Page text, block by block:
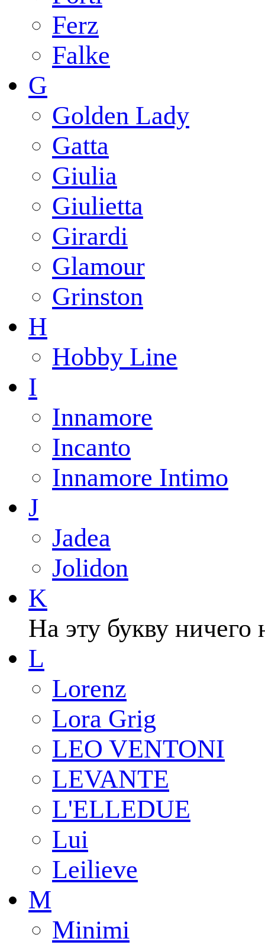
Ferz
Falke
G
Golden Lady
Gatta
Giulia
Giulietta
Girardi
Glamour
Grinston
H
Hobby Line
I
Innamore
Incanto
Innamore Intimo
J
Jadea
Jolidon
K
На эту букву ничего
L
Lorenz
Lora Grig
LEO VENTONI
LEVANTE
L'ELLEDUE
Lui
Leilieve
M
Minimi